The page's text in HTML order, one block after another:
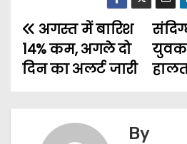
युवक
अगस्त में बारिश
14% कम, अगले दो
दिन का अलर्ट जारी
By